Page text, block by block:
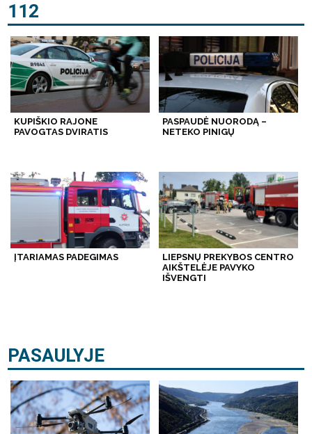
112
KUPIŠKIO RAJONE
PAVOGTAS DVIRATIS
PASPAUDĖ NUORODĄ –
NETEKO PINIGŲ
ĮTARIAMAS PADEGIMAS
LIEPSNŲ PREKYBOS CENTRO
AIKŠTELĖJE PAVYKO
IŠVENGTI
PASAULYJE